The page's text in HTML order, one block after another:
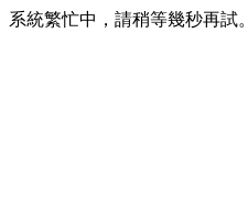
系統繁忙中，請稍等幾秒再試。